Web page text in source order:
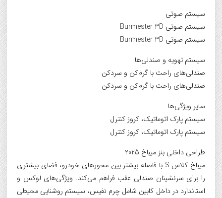
سیستم صوتی
سیستم صوتی Burmester 3D
سیستم صوتی Burmester 3D
سیستم تهویه و صندلی‌ها
صندلی‌های راحت با گرم‌کن و سردکن
صندلی‌های راحت با گرم‌کن و سردکن
سایر ویژگی‌ها
سیستم پارک اتوماتیک، کروز کنترل
سیستم پارک اتوماتیک، کروز کنترل
طراحی داخلی بنز میباخ 2025
میباخ کلاس S با فاصله بیشتر بین محورهای خودرو، فضای بیشتری
را برای سرنشینان صندلی عقب فراهم می‌کند. ویژگی‌های لوکس و
استاندارد در داخل کابین شامل چرم نفیس، سیستم روشنایی محیطی